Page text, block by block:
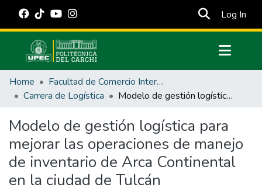
Log In
Communities & Collections
All of DSpace
Estadísticas Externas
Manuales
Home
Facultad de Comercio Internacional, Integración, Administración y Economía Empresarial
Carrera de Logística
Modelo de gestión logística para mejorar las operaciones de manejo de inventario de Arca Continental en la ciudad de Tulcán
Modelo de gestión logística para
mejorar las operaciones de manejo
de inventario de Arca Continental
en la ciudad de Tulcán